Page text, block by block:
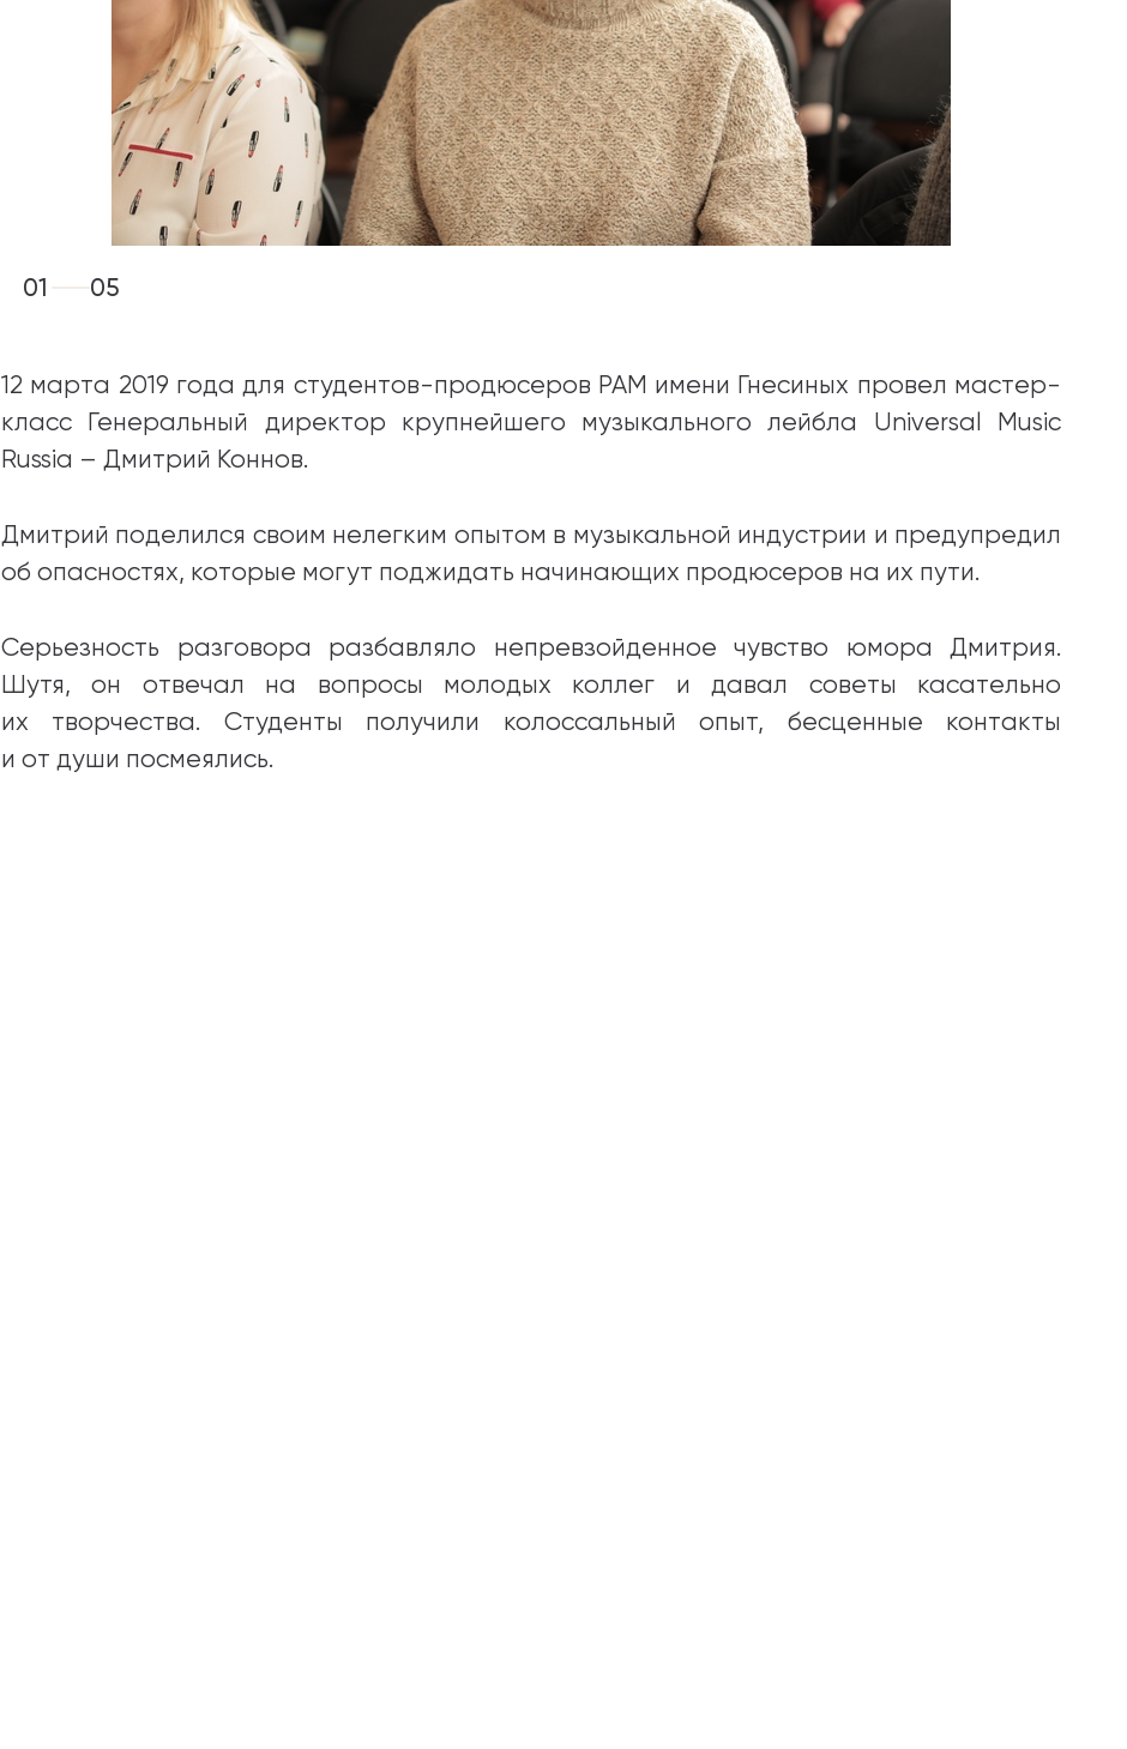
01 05
12 марта 2019 года для студентов-продюсеров РАМ имени Гнесиных провел мастер-
класс Генеральный директор крупнейшего музыкального лейбла Universal Music
Russia – Дмитрий Коннов.
Дмитрий поделился своим нелегким опытом в музыкальной индустрии и предупредил
об опасностях, которые могут поджидать начинающих продюсеров на их пути.
Серьезность разговора разбавляло непревзойденное чувство юмора Дмитрия.
Шутя, он отвечал на вопросы молодых коллег и давал советы касательно
их творчества. Студенты получили колоссальный опыт, бесценные контакты
и от души посмеялись.